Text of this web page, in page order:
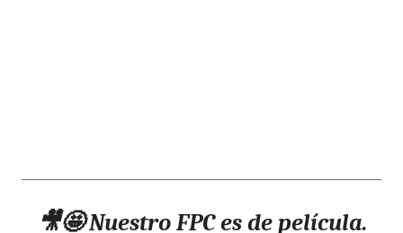
🎥🤩 Nuestro FPC es de película.